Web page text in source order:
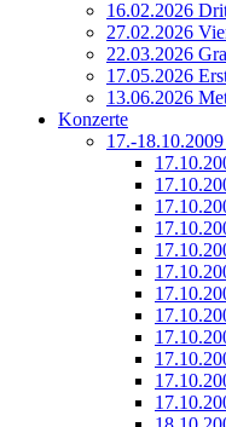
16.02.2026
27.02.2026
22.03.2026
17.05.2026
13.06.2026
Konzerte
17.-